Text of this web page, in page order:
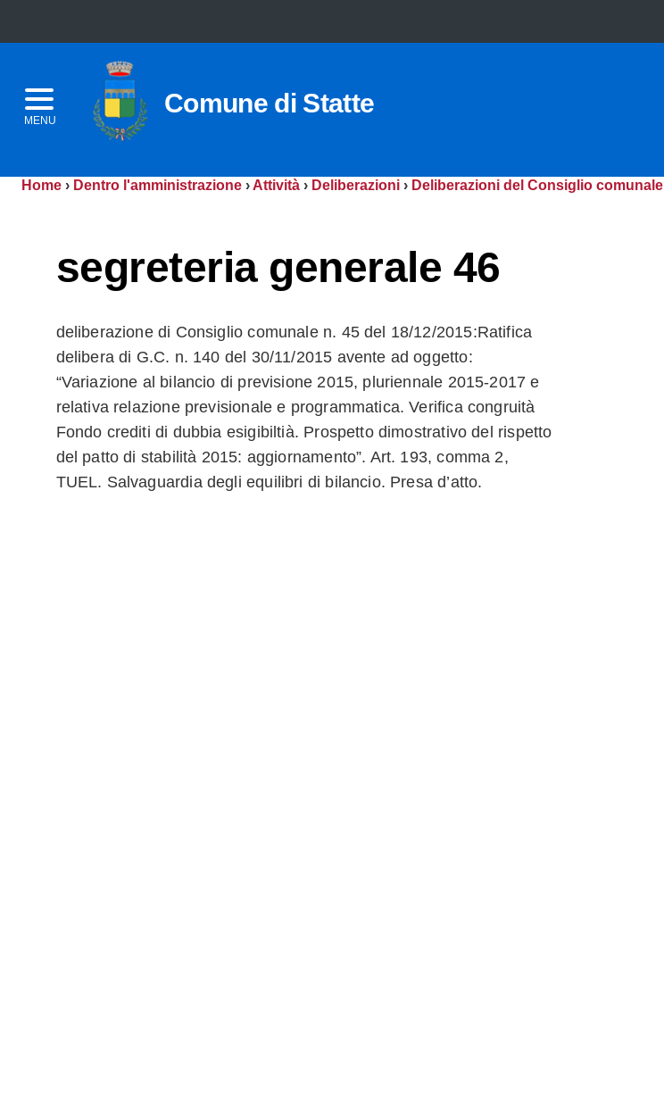
MENU
Comune di Statte
Home › Dentro l'amministrazione › Attività › Deliberazioni › Deliberazioni del Consiglio comunale
segreteria generale 46
deliberazione di Consiglio comunale n. 45 del 18/12/2015:Ratifica
delibera di G.C. n. 140 del 30/11/2015 avente ad oggetto:
“Variazione al bilancio di previsione 2015, pluriennale 2015-2017 e
relativa relazione previsionale e programmatica. Verifica congruità
Fondo crediti di dubbia esigibiltià. Prospetto dimostrativo del rispetto
del patto di stabilità 2015: aggiornamento”. Art. 193, comma 2,
TUEL. Salvaguardia degli equilibri di bilancio. Presa d’atto.